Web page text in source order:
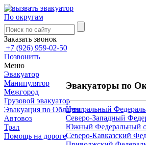
По округам
Заказать звонок
+7 (926) 959-02-50
Позвонить
Меню
Эвакуатор
Манипулятор
Межгород
Грузовой эвакуатор
Эвакуация по Области
Автовоз
Трал
Помощь на дороге
Эвакуаторы по
Центральный
Северо-Западный
Южный Федеральный
Северо-Кавказский